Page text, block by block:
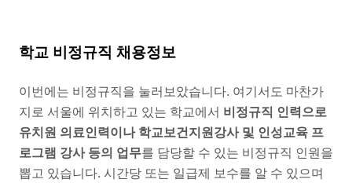
학교 비정규직 채용정보
이번에는 비정규직을 눌러보았습니다. 여기서도 마찬가
지로 서울에 위치하고 있는 학교에서 비정규직 인력으로
유치원 의료인력이나 학교보건지원강사 및 인성교육 프
로그램 강사 등의 업무를 담당할 수 있는 비정규직 인원을
뽑고 있습니다. 시간당 또는 일급제 보수를 알 수 있으며